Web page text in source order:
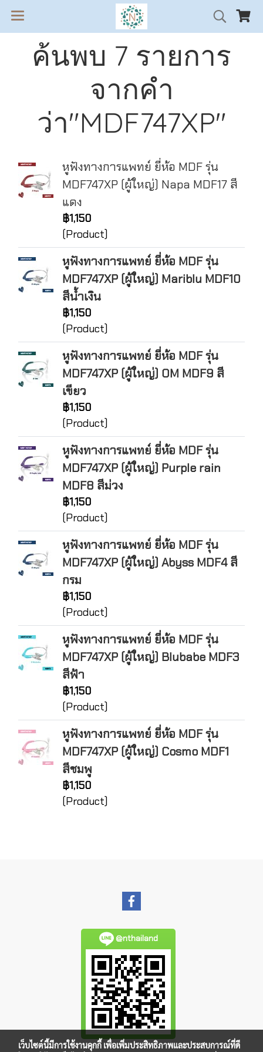
ค้นพบ 7 รายการ
จากคำ
ว่า"MDF747XP"
หูฟังทางการแพทย์ ยี่ห้อ MDF รุ่น
MDF747XP (ผู้ใหญ่) Napa MDF17 สี
แดง
฿1,150
(Product)
หูฟังทางการแพทย์ ยี่ห้อ MDF รุ่น
MDF747XP (ผู้ใหญ่) Mariblu MDF10
สีน้ำเงิน
฿1,150
(Product)
หูฟังทางการแพทย์ ยี่ห้อ MDF รุ่น
MDF747XP (ผู้ใหญ่) OM MDF9 สี
เขียว
฿1,150
(Product)
หูฟังทางการแพทย์ ยี่ห้อ MDF รุ่น
MDF747XP (ผู้ใหญ่) Purple rain
MDF8 สีม่วง
฿1,150
(Product)
หูฟังทางการแพทย์ ยี่ห้อ MDF รุ่น
MDF747XP (ผู้ใหญ่) Abyss MDF4 สี
กรม
฿1,150
(Product)
หูฟังทางการแพทย์ ยี่ห้อ MDF รุ่น
MDF747XP (ผู้ใหญ่) Blubabe MDF3
สีฟ้า
฿1,150
(Product)
หูฟังทางการแพทย์ ยี่ห้อ MDF รุ่น
MDF747XP (ผู้ใหญ่) Cosmo MDF1
สีชมพู
฿1,150
(Product)
@nthailand
เว็บไซต์นี้มีการใช้งานคุกกี้ เพื่อเพิ่มประสิทธิภาพและประสบการณ์ที่ดี